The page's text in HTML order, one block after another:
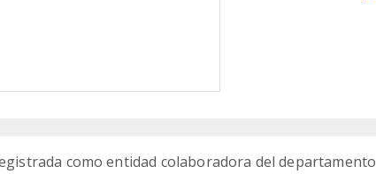
como entidad colaboradora del departamento